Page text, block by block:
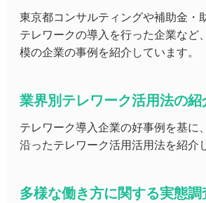
東京都コンサルティングや補助金・
テレワークの導入を行った企業など
模の企業の事例を紹介しています。
業界別テレワーク活用法の紹
テレワーク導入企業の好事例を基に
沿ったテレワーク活用活用法を紹介
多様な働き方に関する実態調